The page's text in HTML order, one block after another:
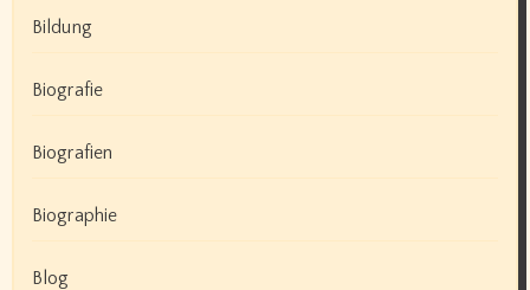
Bildung
Biografie
Biografien
Biographie
Blog